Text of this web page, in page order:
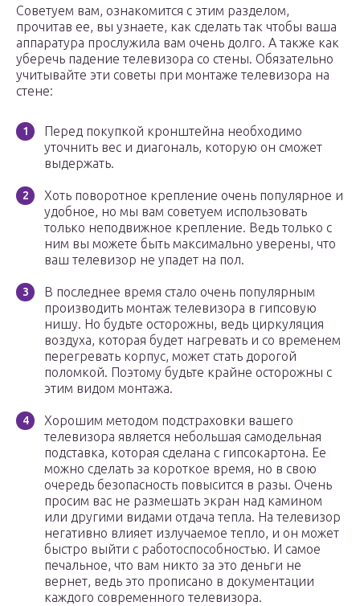
Советуем вам, ознакомится с этим разделом,
прочитав ее, вы узнаете, как сделать так чтобы ваша
аппаратура прослужила вам очень долго. А также как
уберечь падение телевизора со стены. Обязательно
учитывайте эти советы при монтаже телевизора на
стене:
Перед покупкой кронштейна необходимо
уточнить вес и диагональ, которую он сможет
выдержать.
Хоть поворотное крепление очень популярное и
удобное, но мы вам советуем использовать
только неподвижное крепление. Ведь только с
ним вы можете быть максимально уверены, что
ваш телевизор не упадет на пол.
В последнее время стало очень популярным
производить монтаж телевизора в гипсовую
нишу. Но будьте осторожны, ведь циркуляция
воздуха, которая будет нагревать и со временем
перегревать корпус, может стать дорогой
поломкой. Поэтому будьте крайне осторожны с
этим видом монтажа.
Хорошим методом подстраховки вашего
телевизора является небольшая самодельная
подставка, которая сделана с гипсокартона. Ее
можно сделать за короткое время, но в свою
очередь безопасность повысится в разы. Очень
просим вас не размешать экран над камином
или другими видами отдача тепла. На телевизор
негативно влияет излучаемое тепло, и он может
быстро выйти с работоспособностью. И самое
печальное, что вам никто за это деньги не
вернет, ведь это прописано в документации
каждого современного телевизора.